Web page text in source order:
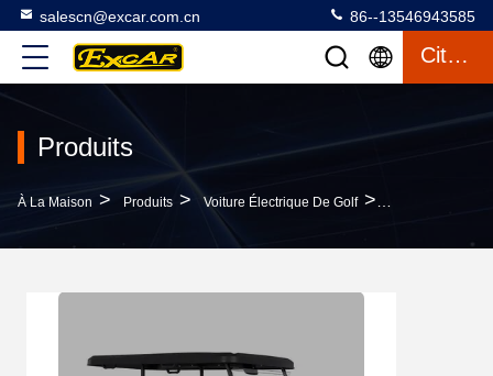
salescn@excar.com.cn 86--13546943585
Citation
Produits
À La Maison > Produits > Voiture Électrique De Golf >